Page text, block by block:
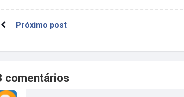
Próximo post
comentários